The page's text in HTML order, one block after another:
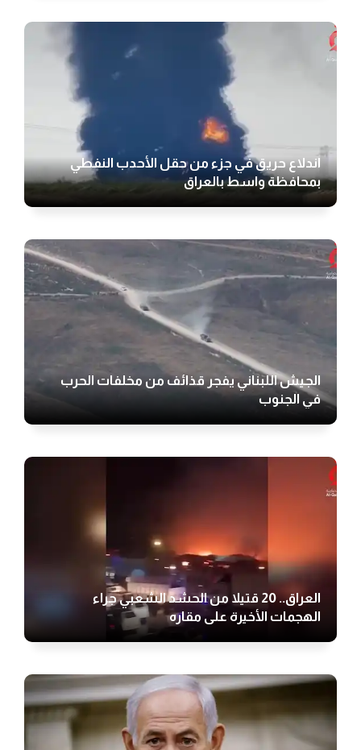
اندلاع حريق في جزء من حقل الأحدب النفطي
بمحافظة واسط بالعراق
الجيش اللبناني يفجر قذائف من مخلفات الحرب
في الجنوب
العراق.. 20 قتيلا من الحشد الشعبي جراء
الهجمات الأخيرة على مقاره